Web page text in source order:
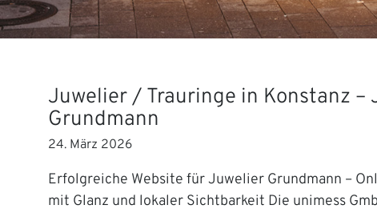
Juwelier / Trauringe in Konstanz –
Grundmann
24. März 2026
Erfolgreiche Website für Juwelier Grundmann –
mit Glanz und lokaler Sichtbarkeit Die unimess